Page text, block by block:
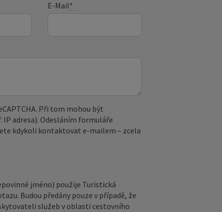
E-Mail*
Při tom mohou být
adresa). Odesláním formuláře
kdykoli kontaktovat e‑mailem – zcela
jméno) použije Turistická
Budou předány pouze v případě, že
služeb v oblasti cestovního